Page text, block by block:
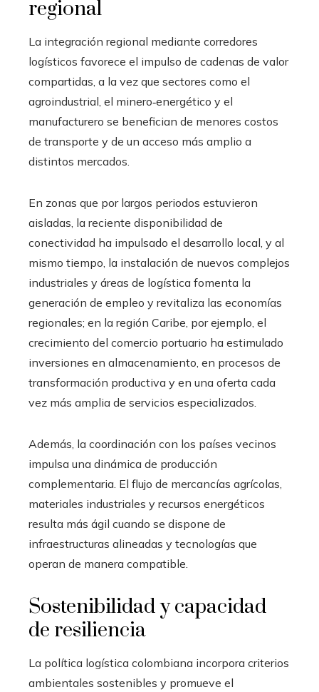
regional
La integración regional mediante corredores
logísticos favorece el impulso de cadenas de valor
compartidas, a la vez que sectores como el
agroindustrial, el minero‑energético y el
manufacturero se benefician de menores costos
de transporte y de un acceso más amplio a
distintos mercados.
En zonas que por largos periodos estuvieron
aisladas, la reciente disponibilidad de
conectividad ha impulsado el desarrollo local, y al
mismo tiempo, la instalación de nuevos complejos
industriales y áreas de logística fomenta la
generación de empleo y revitaliza las economías
regionales; en la región Caribe, por ejemplo, el
crecimiento del comercio portuario ha estimulado
inversiones en almacenamiento, en procesos de
transformación productiva y en una oferta cada
vez más amplia de servicios especializados.
Además, la coordinación con los países vecinos
impulsa una dinámica de producción
complementaria. El flujo de mercancías agrícolas,
materiales industriales y recursos energéticos
resulta más ágil cuando se dispone de
infraestructuras alineadas y tecnologías que
operan de manera compatible.
Sostenibilidad y capacidad
de resiliencia
La política logística colombiana incorpora criterios
ambientales sostenibles y promueve el